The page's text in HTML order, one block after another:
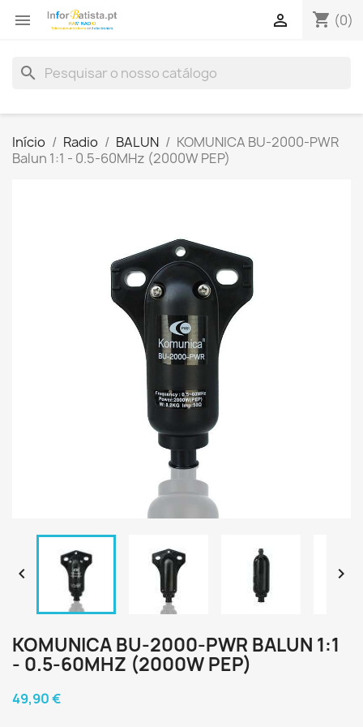
 shopping_cart (0)

search
Início Radio BALUN
KOMUNICA BU-2000-PWR
Balun 1:1 - 0.5-60MHz (2000W PEP)
 
KOMUNICA BU-2000-PWR BALUN 1:1
- 0.5-60MHZ (2000W PEP)
49,90 €